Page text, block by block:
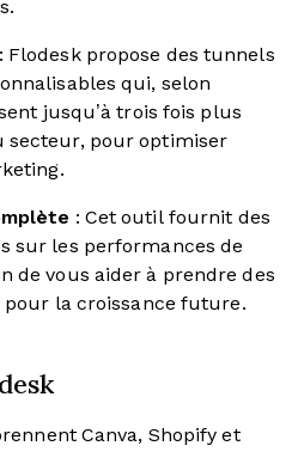
: Flodesk propose des tunnels
qui, selon
jusqu’à trois fois plus
secteur, pour optimiser
: Cet outil fournit des
sur les performances de
de vous aider à prendre des
pour la croissance future.
Canva, Shopify et